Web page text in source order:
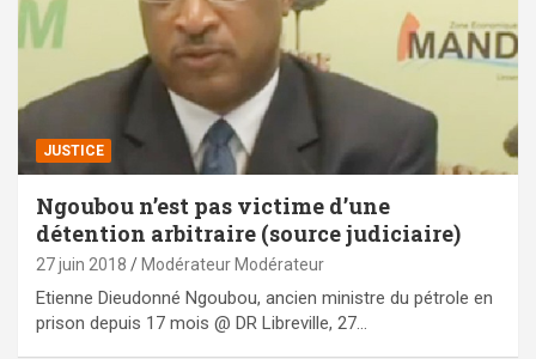
JUSTICE
Ngoubou n’est pas victime d’une
détention arbitraire (source judiciaire)
27 juin 2018 Modérateur Modérateur
Etienne Dieudonné Ngoubou, ancien ministre du pétrole en
prison depuis 17 mois @ DR Libreville, 27…